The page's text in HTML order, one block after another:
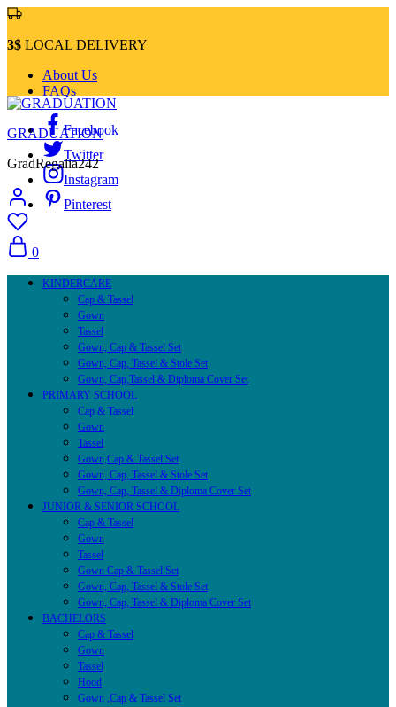
3$ LOCAL DELIVERY
About Us
FAQs
Facebook
Twitter
Instagram
Pinterest
GRADUATION
GradRegalia242
0
KINDERCARE
Cap & Tassel
Gown
Tassel
Gown, Cap & Tassel Set
Gown, Cap, Tassel & Stole Set
Gown, Cap,Tassel & Diploma Cover Set
PRIMARY SCHOOL
Cap & Tassel
Gown
Tassel
Gown,Cap & Tassel Set
Gown, Cap, Tassel & Stole Set
Gown, Cap, Tassel & Diploma Cover Set
JUNIOR & SENIOR SCHOOL
Cap & Tassel
Gown
Tassel
Gown Cap & Tassel Set
Gown, Cap, Tassel & Stole Set
Gown, Cap, Tassel & Diploma Cover Set
BACHELORS
Cap & Tassel
Gown
Tassel
Hood
Gown ,Cap & Tassel Set